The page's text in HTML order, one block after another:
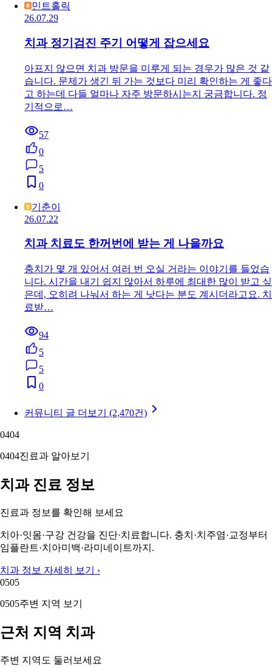
민트홀릭
26.07.29
치과 정기검진 주기 어떻게 잡으세요
아프지 않으면 치과 방문을 미루게 되는 경우가 많은 것 같
습니다. 문제가 생긴 뒤 가는 것보다 미리 확인하는 게 좋다
고 하는데 다들 얼마나 자주 방문하시는지 궁금합니다. 정
기적으로…
57
0
5
0
기춘이
26.07.22
치과 치료도 한꺼번에 받는 게 나을까요
충치가 몇 개 있어서 여러 번 오실 거라는 이야기를 들었습
니다. 시간을 내기 쉽지 않아서 하루에 최대한 많이 받고 싶
은데, 오히려 나눠서 하는 게 낫다는 분도 계시더라고요. 치
료받…
94
5
5
0
커뮤니티 글 더보기 (2,470건)
0404
0404진료과 알아보기
치과 진료 정보
진료과 정보를 확인해 보세요
치아·잇몸·구강 건강을 진단·치료합니다. 충치·치주염·교정부터
임플란트·치아미백·라미네이트까지.
치과 정보 자세히 보기 ›
0505
0505주변 지역 보기
근처 지역 치과
주변 지역도 둘러보세요